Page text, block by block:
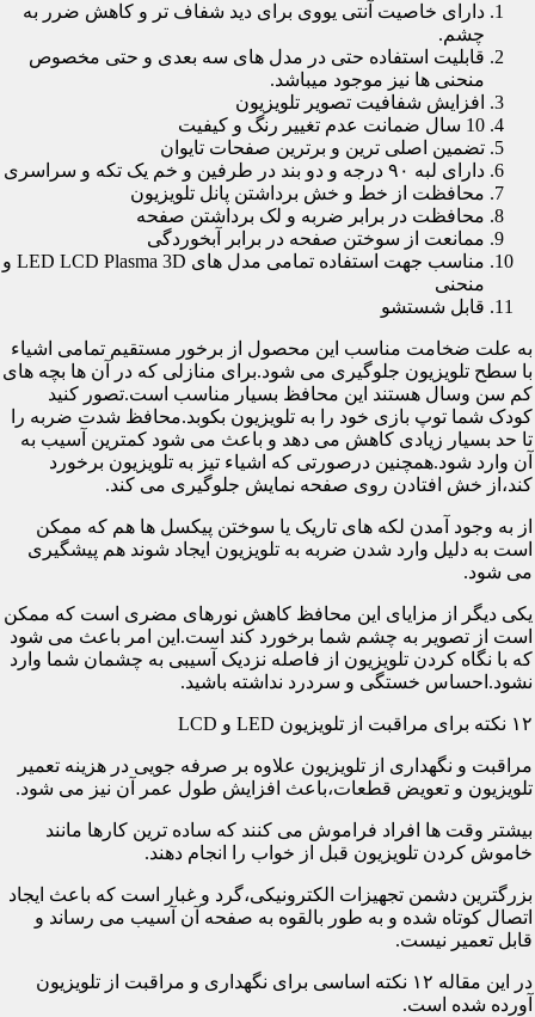
دارای خاصیت آنتی یووی برای دید شفاف تر و کاهش ضرر به
چشم.
قابلیت استفاده حتی در مدل های سه بعدی و حتی مخصوص
منحنی ها نیز موجود میباشد.
افزایش شفافیت تصویر تلویزیون
10 سال ضمانت عدم تغییر رنگ و کیفیت
تضمین اصلی ترین و برترین صفحات تایوان
دارای لبه ۹۰ درجه و دو بند در طرفین و خم یک تکه و سراسری
محافظت از خط و خش برداشتن پانل تلویزیون
محافظت در برابر ضربه و لک برداشتن صفحه
ممانعت از سوختن صفحه در برابر آبخوردگی
مناسب جهت استفاده تمامی مدل های LED LCD Plasma 3D و
منحنی
قابل شستشو
به علت ضخامت مناسب این محصول از برخور مستقیم تمامی اشیاء
با سطح تلویزیون جلوگیری می شود.برای منازلی که در آن ها بچه های
کم سن وسال هستند این محافظ بسیار مناسب است.تصور کنید
کودک شما توپ بازی خود را به تلویزیون بکوبد.محافظ شدت ضربه را
تا حد بسیار زیادی کاهش می دهد و باعث می شود کمترین آسیب به
آن وارد شود.همچنین درصورتی که اشیاء تیز به تلویزیون برخورد
کند،از خش افتادن روی صفحه نمایش جلوگیری می کند.
از به وجود آمدن لکه های تاریک یا سوختن پیکسل ها هم که ممکن
است به دلیل وارد شدن ضربه به تلویزیون ایجاد شوند هم پیشگیری
می شود.
یکی دیگر از مزایای این محافظ کاهش نورهای مضری است که ممکن
است از تصویر به چشم شما برخورد کند است.این امر باعث می شود
که با نگاه کردن تلویزیون از فاصله نزدیک آسیبی به چشمان شما وارد
نشود.احساس خستگی و سردرد نداشته باشید.
۱۲ نکته برای مراقبت از تلویزیون LED و LCD
مراقبت و نگهداری از تلویزیون علاوه بر صرفه جویی در هزینه تعمیر
تلویزیون و تعویض قطعات،باعث افزایش طول عمر آن نیز می شود.
بیشتر وقت ها افراد فراموش می کنند که ساده ترین کارها مانند
خاموش کردن تلویزیون قبل از خواب را انجام دهند.
بزرگترین دشمن تجهیزات الکترونیکی،گرد و غبار است که باعث ایجاد
اتصال کوتاه شده و به طور بالقوه به صفحه آن آسیب می رساند و
قابل تعمیر نیست.
در این مقاله ۱۲ نکته اساسی برای نگهداری و مراقبت از تلویزیون
آورده شده است.